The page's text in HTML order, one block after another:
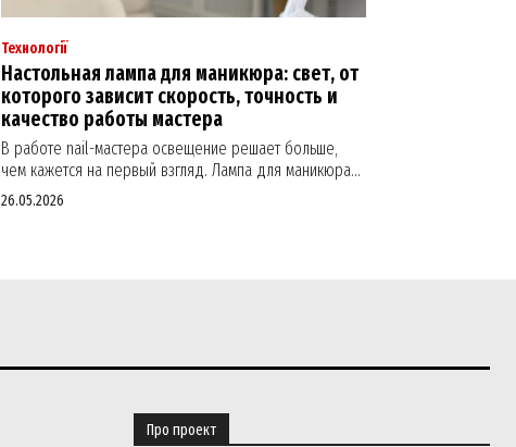
Технології
Настольная лампа для маникюра: свет, от
которого зависит скорость, точность и
качество работы мастера
В работе nail-мастера освещение решает больше,
чем кажется на первый взгляд. Лампа для маникюра...
26.05.2026
Про проект